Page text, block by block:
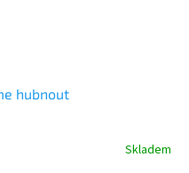
hubnout
Skladem